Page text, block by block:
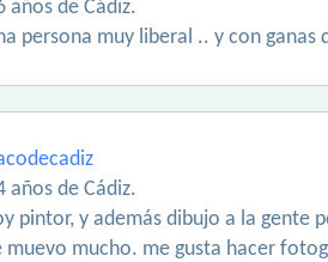
años de Cádiz.
persona muy liberal .. y con
años de Cádiz.
pintor, y además dibujo a la gente
muevo mucho. me gusta hacer